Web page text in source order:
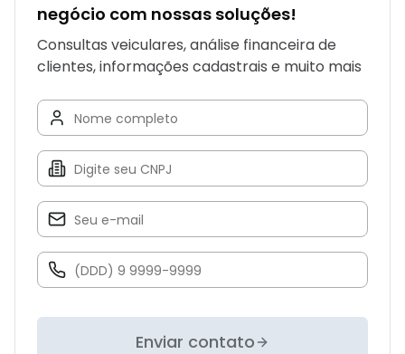
negócio com nossas soluções!
Consultas veiculares, análise financeira de
clientes, informações cadastrais e muito mais
Enviar contato